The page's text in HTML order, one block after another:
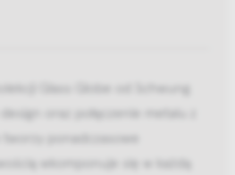
Glass Globe od Schwung
oraz połączenie metalu z
tworzy ponadczasowe
wkomponuje się w każdą